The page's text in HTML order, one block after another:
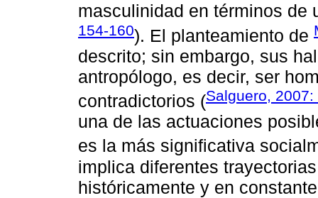
masculinidad en términos de
154-160). El planteamiento de
descrito; sin embargo, sus
antropólogo, es decir, ser
contradictorios (Salguero, 2007:
una de las actuaciones
es la más significativa
implica diferentes
históricamente y en